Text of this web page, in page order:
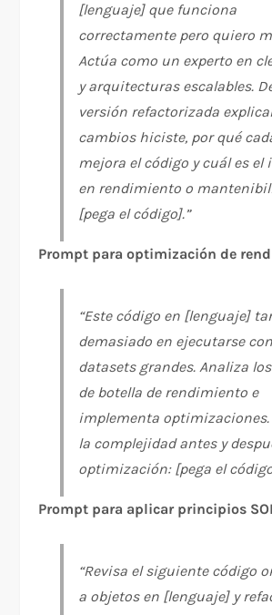
[lenguaje] que funciona
correctamente pero quiero
Actúa como un experto en
y arquitecturas escalables.
versión refactorizada
cambios hiciste, por qué
mejora el código y cuál es el
en rendimiento o
[pega el código].”
Prompt para optimización de
“Este código en [lenguaje]
demasiado en ejecutarse con
datasets grandes. Analiza
de botella de rendimiento e
implementa optimizaciones.
la complejidad antes y
optimización: [pega el
Prompt para aplicar principios
“Revisa el siguiente código
a objetos en [lenguaje] y